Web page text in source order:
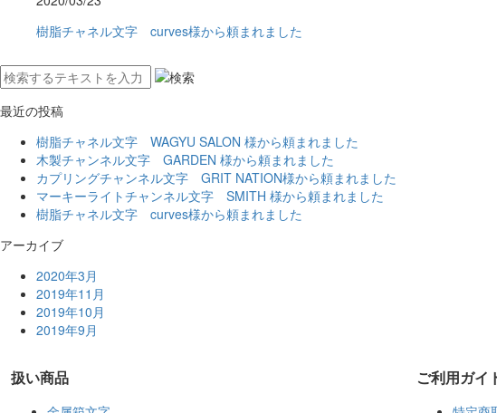
樹脂チャネル文字 curves様から頼まれました
最近の投稿
樹脂チャネル文字 WAGYU SALON 様から頼まれました
木製チャンネル文字 GARDEN 様から頼まれました
カプリングチャンネル文字 GRIT NATION様から頼まれました
マーキーライトチャンネル文字 SMITH 様から頼まれました
樹脂チャネル文字 curves様から頼まれました
アーカイブ
2020年3月
2019年11月
2019年10月
2019年9月
扱い商品 ご利用ガイ